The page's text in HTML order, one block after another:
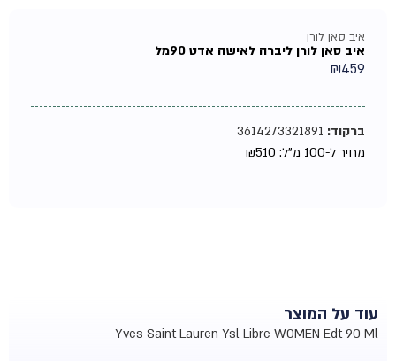
איב סאן לורן
איב סאן לורן ליברה לאישה אדט 90מל
₪459
ברקוד:3614273321891
מחיר ל-100 מ"ל:
₪510
עוד על המוצר
Yves Saint Lauren Ysl Libre WOMEN Edt 90 Ml